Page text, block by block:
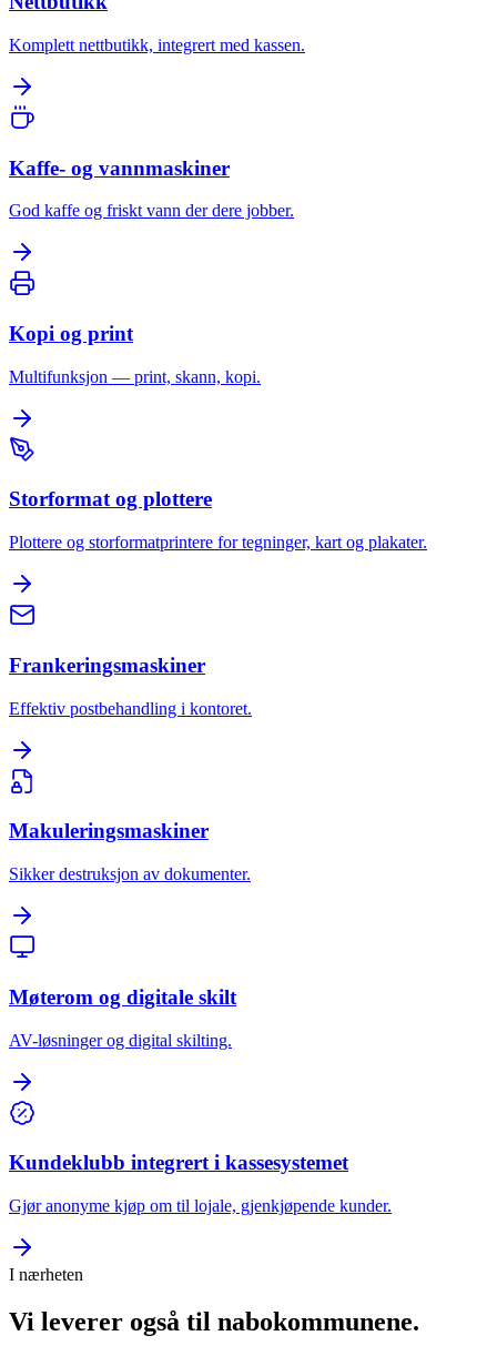
Komplett nettbutikk, integrert med kassen.
Kaffe- og vannmaskiner
God kaffe og friskt vann der dere jobber.
Kopi og print
Multifunksjon — print, skann, kopi.
Storformat og plottere
Plottere og storformatprintere for tegninger, kart og plakater.
Frankeringsmaskiner
Effektiv postbehandling i kontoret.
Makuleringsmaskiner
Sikker destruksjon av dokumenter.
Møterom og digitale skilt
AV-løsninger og digital skilting.
Kundeklubb integrert i kassesystemet
Gjør anonyme kjøp om til lojale, gjenkjøpende kunder.
I nærheten
Vi leverer også til nabokommunene.